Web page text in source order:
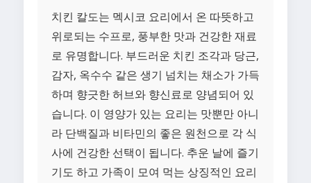
치킨 칼도는 멕시코 요리에서 온 따뜻하고
위로되는 수프로, 풍부한 맛과 건강한 재료
로 유명합니다. 부드러운 치킨 조각과 당근,
감자, 옥수수 같은 생기 넘치는 채소가 가득
하며 향긋한 허브와 향신료로 양념되어 있
습니다. 이 영양가 있는 요리는 맛뿐만 아니
라 단백질과 비타민의 좋은 원천으로 각 식
사에 건강한 선택이 됩니다. 추운 날에 즐기
기도 하고 가족이 모여 먹는 상징적인 요리